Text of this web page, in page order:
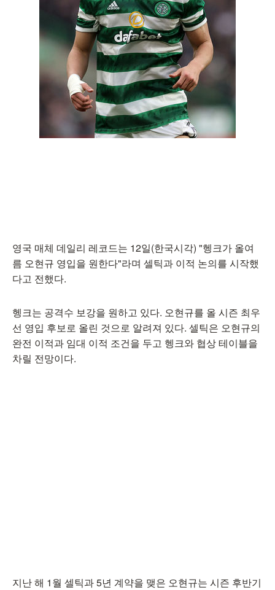
영국 매체 데일리 레코드는 12일(한국시각) "헹크가 올여
름 오현규 영입을 원한다"라며 셀틱과 이적 논의를 시작했
다고 전했다.
헹크는 공격수 보강을 원하고 있다. 오현규를 올 시즌 최우
선 영입 후보로 올린 것으로 알려져 있다. 셀틱은 오현규의
완전 이적과 임대 이적 조건을 두고 헹크와 협상 테이블을
차릴 전망이다.
지난 해 1월 셀틱과 5년 계약을 맺은 오현규는 시즌 후반기